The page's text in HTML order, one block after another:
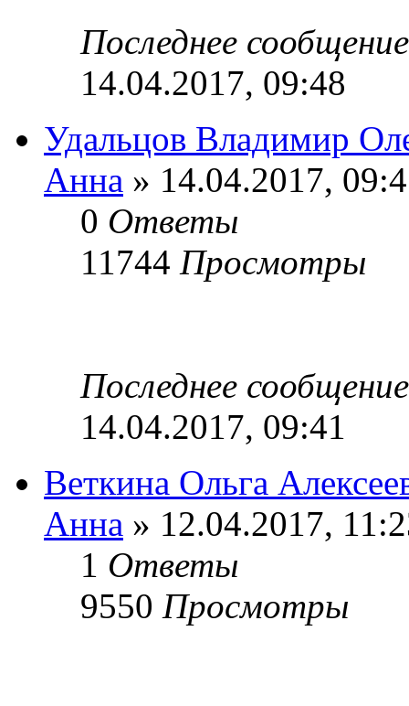
Последнее
14.04.2017, 09:48
Удальцов Владимир
Анна » 14.04.2017,
0 Ответы
11744 Просмотры
Последнее
14.04.2017, 09:41
Веткина Ольга
Анна » 12.04.2017,
1 Ответы
9550 Просмотры